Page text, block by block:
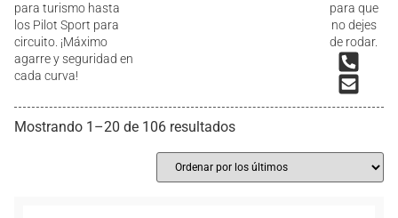
para turismo hasta
los Pilot Sport para
circuito. ¡Máximo
agarre y seguridad en
cada curva!
para que
no dejes
de rodar.
Mostrando 1–20 de 106 resultados